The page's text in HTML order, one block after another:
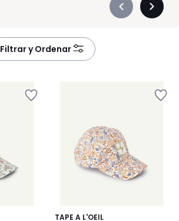
Précédent
Filtrar y Ordenar
TAPE A L'OEIL